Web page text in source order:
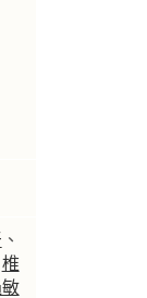
、
椎